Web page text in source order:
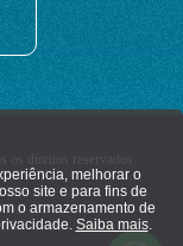
melhorar o
site e para fins de
o armazenamento de
Saiba mais.